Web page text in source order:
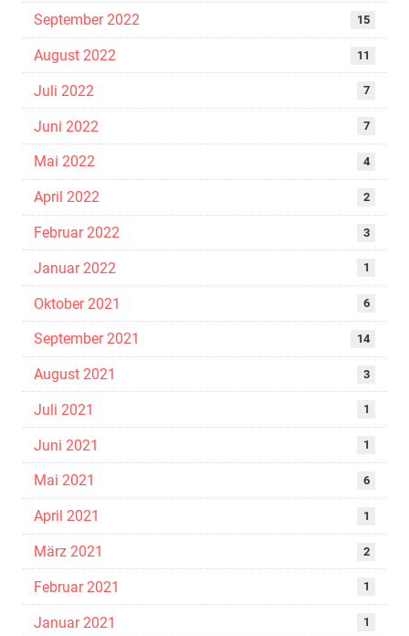
September 2022 15
August 2022 11
Juli 2022 7
Juni 2022 7
Mai 2022 4
April 2022 2
Februar 2022 3
Januar 2022 1
Oktober 2021 6
September 2021 14
August 2021 3
Juli 2021 1
Juni 2021 1
Mai 2021 6
April 2021 1
März 2021 2
Februar 2021 1
Januar 2021 1